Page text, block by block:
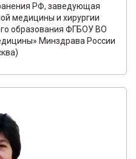
РФ, заведующая
медицины и хирургии
образования ФГБОУ ВО
Минздрава России